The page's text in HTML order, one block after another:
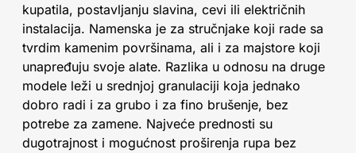
kupatila, postavljanju slavina, cevi ili električnih
instalacija. Namenska je za stručnjake koji rade sa
tvrdim kamenim površinama, ali i za majstore koji
unapređuju svoje alate. Razlika u odnosu na druge
modele leži u srednjoj granulaciji koja jednako
dobro radi i za grubo i za fino brušenje, bez
potrebe za zamene. Najveće prednosti su
dugotrajnost i mogućnost proširenja rupa bez